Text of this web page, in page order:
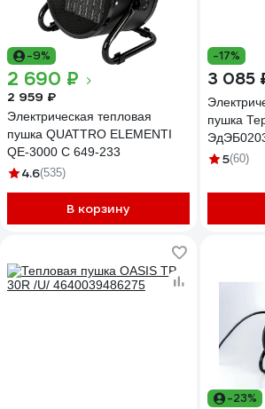
-9%
2 690 ₽
2 959 ₽
Электрическая тепловая
пушка QUATTRO ELEMENTI
QE-3000 C 649-233
4.6(535)
В корзину
-17%
3 085
пушка
5(60)
-23%